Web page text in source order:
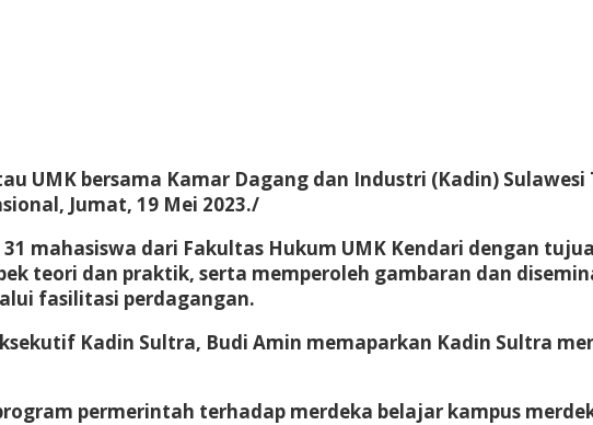
UMK bersama Kamar Dagang dan Industri (Kadin)
Jumat, 19 Mei 2023./
mahasiswa dari Fakultas Hukum UMK Kendari dengan
teori dan praktik, serta memperoleh gambaran dan
fasilitasi perdagangan.
Kadin Sultra, Budi Amin memaparkan Kadin Sultra
permerintah terhadap merdeka belajar kampus